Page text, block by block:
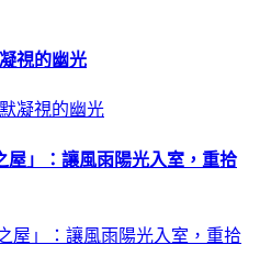
視的幽光
」：讓風雨陽光入室，重拾